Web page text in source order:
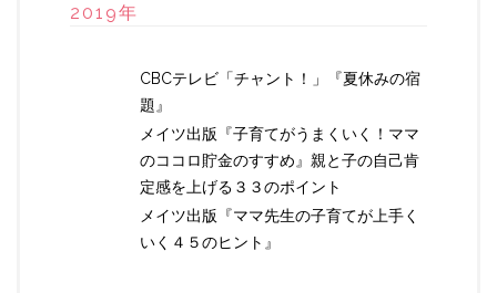
2019年
CBCテレビ「チャント！」『夏休みの宿
題』
メイツ出版『子育てがうまくいく！ママ
のココロ貯金のすすめ』親と子の自己肯
定感を上げる３３のポイント
メイツ出版『ママ先生の子育てが上手く
いく４５のヒント』